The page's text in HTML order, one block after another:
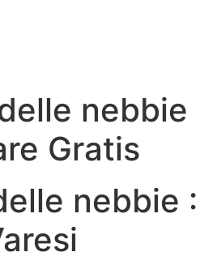
nebbie
Gratis
nebbie :